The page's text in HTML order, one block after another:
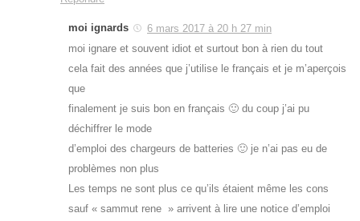
moi ignards
6 mars 2017 à 20 h 27 min
moi ignare et souvent idiot et surtout bon à rien du tout
cela fait des années que j’utilise le français et je m’aperçois
que
finalement je suis bon en français 🙂 du coup j’ai pu
déchiffrer le mode
d’emploi des chargeurs de batteries 🙂 je n’ai pas eu de
problèmes non plus
Les temps ne sont plus ce qu’ils étaient même les cons
sauf « sammut rene » arrivent à lire une notice d’emploi